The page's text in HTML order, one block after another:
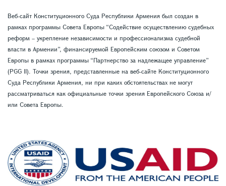
Веб-сайт Конституционного Суда Республики Армения был создан в
рамках программы Совета Европы “Содействие осуществлению судебных
реформ – укрепление независимости и профессионализма судебной
власти в Армении”, финансируемой Европейским союзом и Советом
Европы в рамках программы “Партнерство за надлежащее управление”
(PGG II). Точки зрения, представленные на веб-сайте Конституционного
Суда Республики Армения, ни при каких обстоятельствах не могут
рассматриваться как официальные точки зрения Европейского Союза и/
или Совета Европы.